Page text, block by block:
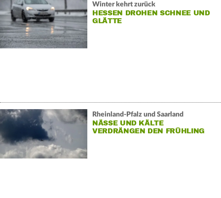
Winter kehrt zurück
HESSEN DROHEN SCHNEE UND
GLÄTTE
Rheinland-Pfalz und Saarland
NÄSSE UND KÄLTE
VERDRÄNGEN DEN FRÜHLING